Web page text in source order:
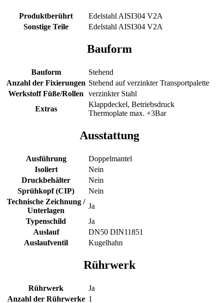
Produktberührt
Edelstahl AISI304 V2A
Sonstige Teile
Edelstahl AISI304 V2A
Bauform
Bauform
Stehend
Anzahl der Fixierungen Stehend auf verzinkter Transportpalette
Werkstoff Füße/Rollen
verzinkter Stahl
Extras
Klappdeckel, Betriebsdruck
Thermoplate max. +3Bar
Ausstattung
Ausführung
Doppelmantel
Isoliert
Nein
Druckbehälter
Nein
Sprühkopf (CIP)
Nein
Technische Zeichnung /
Unterlagen
Ja
Typenschild
Ja
Auslauf
DN50 DIN11851
Auslaufventil
Kugelhahn
Rührwerk
Rührwerk
Ja
Anzahl der Rührwerke 1